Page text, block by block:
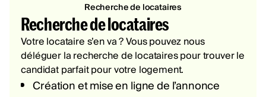
Recherche de locataires
Recherche de locataires
Votre locataire s’en va ? Vous pouvez nous
déléguer la recherche de locataires pour trouver le
candidat parfait pour votre logement.
Création et mise en ligne de l’annonce